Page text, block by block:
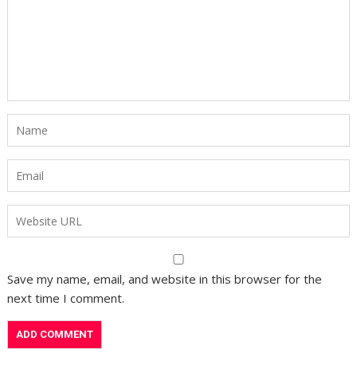
Save my name, email, and website in this browser for the
next time I comment.